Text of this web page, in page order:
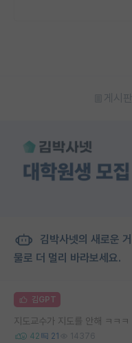
게시
김박사넷의 새로운
물로 더 멀리 바라보세요.
김GPT
지도교수가 지도를 안해 ㅋㅋㅋ
42 21 14376